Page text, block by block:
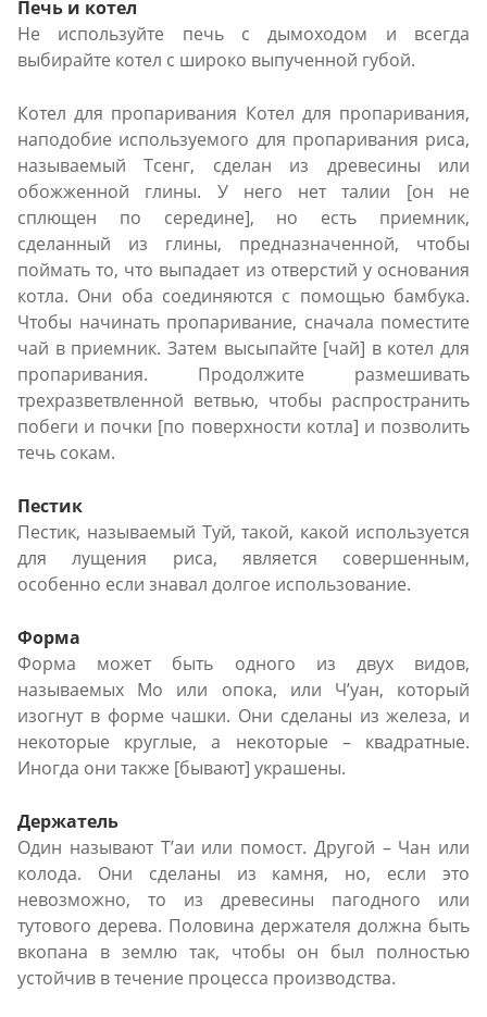
Печь и котел
Не используйте печь с дымоходом и всегда
выбирайте котел с широко выпученной губой.
Котел для пропаривания Котел для пропаривания,
наподобие используемого для пропаривания риса,
называемый Tсенг, сделан из древесины или
обожженной глины. У него нет талии [он не
сплющен по середине], но есть приемник,
сделанный из глины, предназначенной, чтобы
поймать то, что выпадает из отверстий у основания
котла. Они оба соединяются с помощью бамбука.
Чтобы начинать пропаривание, сначала поместите
чай в приемник. Затем высыпайте [чай] в котел для
пропаривания. Продолжите размешивать
трехразветвленной ветвью, чтобы распространить
побеги и почки [по поверхности котла] и позволить
течь сокам.
Пестик
Пестик, называемый Tуй, такой, какой используется
для лущения риса, является совершенным,
особенно если знавал долгое использование.
Форма
Форма может быть одного из двух видов,
называемых Mо или опока, или Ч’уан, который
изогнут в форме чашки. Они сделаны из железа, и
некоторые круглые, а некоторые – квадратные.
Иногда они также [бывают] украшены.
Держатель
Один называют T’аи или помост. Другой – Чан или
колода. Они сделаны из камня, но, если это
невозможно, то из древесины пагодного или
тутового дерева. Половина держателя должна быть
вкопана в землю так, чтобы он был полностью
устойчив в течение процесса производства.